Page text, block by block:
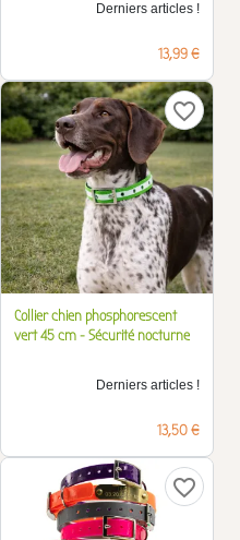
Derniers articles !
Prix
13,99 €
favorite_border
Collier chien phosphorescent
vert 45 cm - Sécurité nocturne
Derniers articles !
Prix
13,50 €
favorite_border